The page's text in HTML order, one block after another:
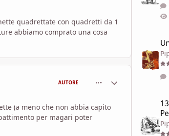
quadrettate con quadretti da 1
abbiamo comprato una cosa
AUTORE Statistiche Autore
(a meno che non abbia capito
per magari poter